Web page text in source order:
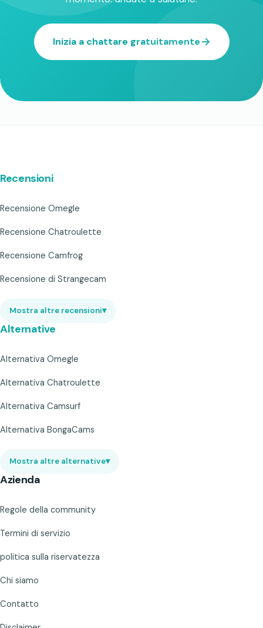
Inizia a chattare gratuitamente
Recensioni
Recensione Omegle
Recensione Chatroulette
Recensione Camfrog
Recensione di Strangecam
Mostra altre recensioni▾
Alternative
Alternativa Omegle
Alternativa Chatroulette
Alternativa Camsurf
Alternativa BongaCams
Mostra altre alternative▾
Azienda
Regole della community
Termini di servizio
politica sulla riservatezza
Chi siamo
Contatto